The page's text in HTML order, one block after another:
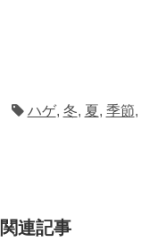
ハゲ, 冬, 夏, 季節,
関連記事